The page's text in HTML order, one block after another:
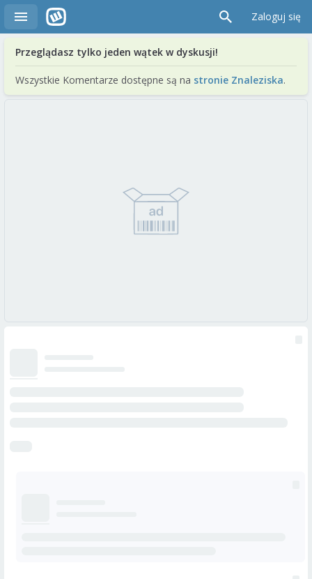
Zaloguj się
Przeglądasz tylko jeden wątek w dyskusji!
Wszystkie Komentarze dostępne są na stronie Znaleziska.